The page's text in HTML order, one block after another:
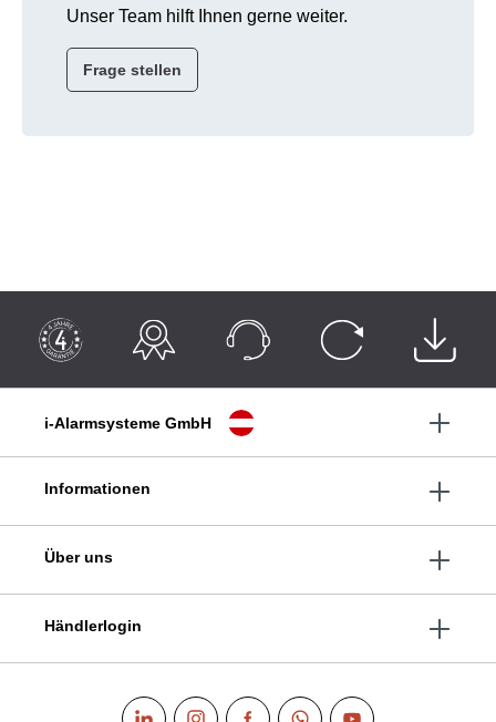
Unser Team hilft Ihnen gerne weiter.
Frage stellen
i-Alarmsysteme GmbH
Informationen
Über uns
Händlerlogin